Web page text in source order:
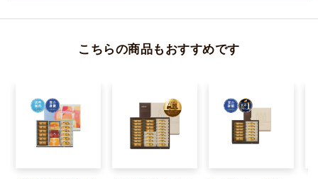
こちらの商品もおすすめです